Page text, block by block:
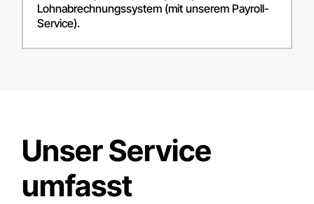
Lohnabrechnungssystem (mit unserem Payroll-
Service).
Unser Service
umfasst